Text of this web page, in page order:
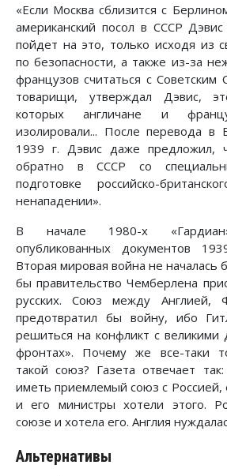
«Если Москва сблизится с
американский посол в СССР
пойдет на это, только исходя из
по безопасности, а также из-за
французов считаться с Советским
товарищи, утверждал Дэвис,
которых англичане и
изолировали... После перевода в
1939 г. Дэвис даже предложил,
обратно в СССР со
подготовке российско-
ненападении».
В начале 1980-х
опубликованных документов
Вторая мировая война не началась
бы правительство Чемберлена
русских. Союз между Англией,
предотвратил бы войну, ибо
решиться на конфликт с великими
фронтах». Почему же все-таки
такой союз? Газета отвечает
иметь приемлемый союз с
и его министры хотели этого.
союзе и хотела его. Англия
Альтернативы